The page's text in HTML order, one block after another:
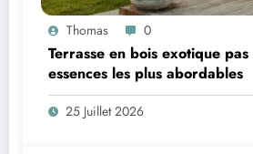
Thomas 0
Terrasse en bois exotique
essences les plus abordables
25 Juillet 2026